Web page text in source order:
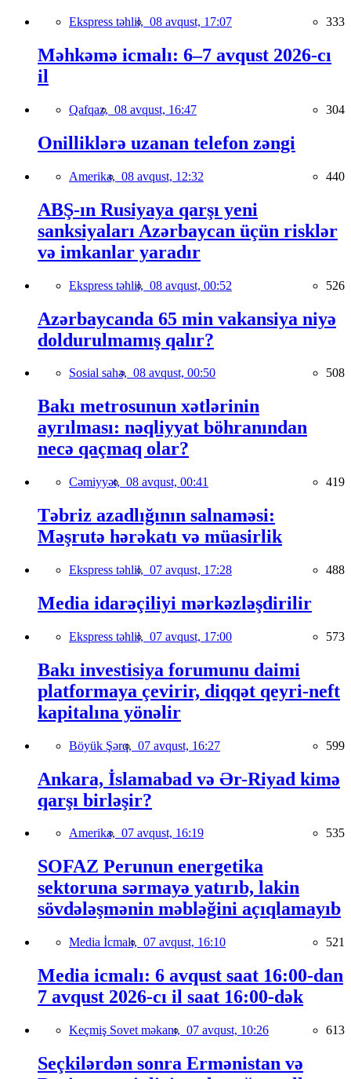
Ekspress təhlil, 08 avqust, 17:07 333
Məhkəmə icmalı: 6–7 avqust 2026-cı
il
Qafqaz, 08 avqust, 16:47 304
Onilliklərə uzanan telefon zəngi
Amerika, 08 avqust, 12:32 440
ABŞ-ın Rusiyaya qarşı yeni
sanksiyaları Azərbaycan üçün risklər
və imkanlar yaradır
Ekspress təhlil, 08 avqust, 00:52 526
Azərbaycanda 65 min vakansiya niyə
doldurulmamış qalır?
Sosial sahə, 08 avqust, 00:50 508
Bakı metrosunun xətlərinin
ayrılması: nəqliyyat böhranından
necə qaçmaq olar?
Cəmiyyət, 08 avqust, 00:41 419
Təbriz azadlığının salnaməsi:
Məşrutə hərəkatı və müasirlik
Ekspress təhlil, 07 avqust, 17:28 488
Media idarəçiliyi mərkəzləşdirilir
Ekspress təhlil, 07 avqust, 17:00 573
Bakı investisiya forumunu daimi
platformaya çevirir, diqqət qeyri-neft
kapitalına yönəlir
Böyük Şərq, 07 avqust, 16:27 599
Ankara, İslamabad və Ər-Riyad kimə
qarşı birləşir?
Amerika, 07 avqust, 16:19 535
SOFAZ Perunun energetika
sektoruna sərmayə yatırıb, lakin
sövdələşmənin məbləğini açıqlamayıb
Media İcmalı, 07 avqust, 16:10 521
Media icmalı: 6 avqust saat 16:00-dan
7 avqust 2026-cı il saat 16:00-dək
Keçmiş Sovet məkanı, 07 avqust, 10:26 613
Seçkilərdən sonra Ermənistan və